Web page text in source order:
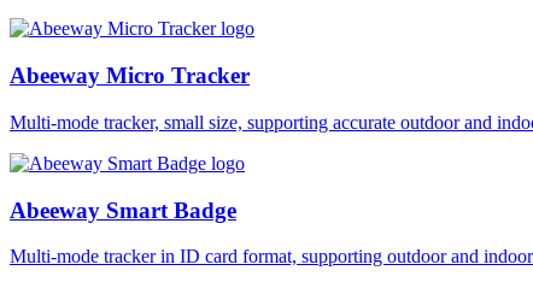
Abeeway Micro Tracker
Multi-mode tracker, small size, supporting accurate outdoor and
Abeeway Smart Badge
Multi-mode tracker in ID card format, supporting outdoor and